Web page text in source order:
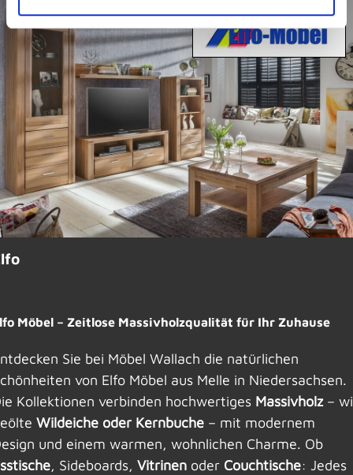
Möbel – Zeitlose Massivholzqualität für Ihr Zuhause
Sie bei Möbel Wallach die natürlichen
von Elfo Möbel aus Melle in Niedersachsen.
Kollektionen verbinden hochwertiges Massivholz –
Wildeiche oder Kernbuche – mit modernem
und einem warmen, wohnlichen Charme. Ob
, Sideboards, Vitrinen oder Couchtische: Jedes